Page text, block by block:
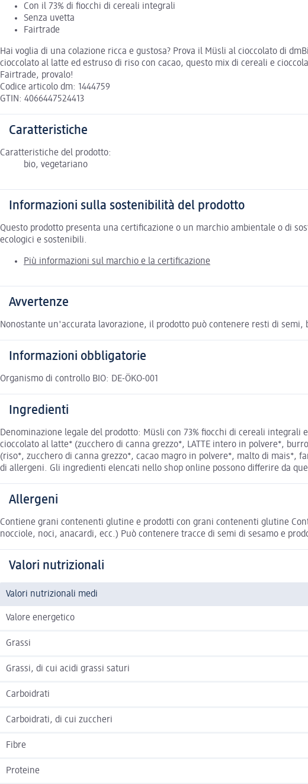
Con il 73% di fiocchi di cereali integrali
Senza uvetta
Fairtrade
Hai voglia di una colazione ricca e gustosa? Prova il Müsli al cioccolato di
cioccolato al latte ed estruso di riso con cacao, questo mix di cereali e
Fairtrade, provalo!
Codice articolo dm: 1444759
GTIN: 4066447524413
Caratteristiche
Caratteristiche del prodotto:
bio, vegetariano
Informazioni sulla sostenibilità del prodotto
Questo prodotto presenta una certificazione o un marchio ambientale o di
ecologici e sostenibili.
Più informazioni sul marchio e la certificazione
Avvertenze
Nonostante un'accurata lavorazione, il prodotto può contenere resti di semi,
Informazioni obbligatorie
Organismo di controllo BIO: DE-ÖKO-001
Ingredienti
Denominazione legale del prodotto: Müsli con 73% fiocchi di cereali integrali
cioccolato al latte* (zucchero di canna grezzo*, LATTE intero in polvere*,
(riso*, zucchero di canna grezzo*, cacao magro in polvere*, malto di mais*,
di allergeni. Gli ingredienti elencati nello shop online possono differire da
Allergeni
Contiene grani contenenti glutine e prodotti con grani contenenti glutine
nocciole, noci, anacardi, ecc.) Può contenere tracce di semi di sesamo e
Valori nutrizionali
Valori nutrizionali medi
Valore energetico
Grassi
Grassi, di cui acidi grassi saturi
Carboidrati
Carboidrati, di cui zuccheri
Fibre
Proteine